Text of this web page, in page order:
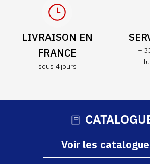
LIVRAISON EN
FRANCE
sous 4 jours
+
Voir les